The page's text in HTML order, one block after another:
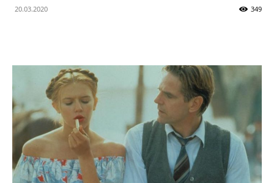
20.03.2020 349